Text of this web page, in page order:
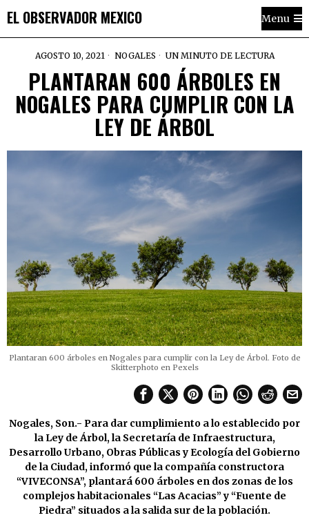
EL OBSERVADOR MEXICO Menu
AGOSTO 10, 2021 NOGALES UN MINUTO DE LECTURA
PLANTARAN 600 ÁRBOLES EN
NOGALES PARA CUMPLIR CON LA
LEY DE ÁRBOL
Plantaran 600 árboles en Nogales para cumplir con la Ley de Árbol. Foto de
Skitterphoto en Pexels
Nogales, Son.- Para dar cumplimiento a lo establecido por
la Ley de Árbol, la Secretaría de Infraestructura,
Desarrollo Urbano, Obras Públicas y Ecología del Gobierno
de la Ciudad, informó que la compañía constructora
“VIVECONSA”, plantará 600 árboles en dos zonas de los
complejos habitacionales “Las Acacias” y “Fuente de
Piedra” situados a la salida sur de la población.